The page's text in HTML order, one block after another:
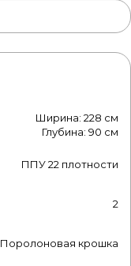
Ширина: 228 см
Глубина: 90 см
ППУ 22 плотности
2
Поролоновая крошка